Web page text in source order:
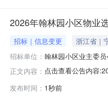
2026年翰林园小区物业
招标｜信息变更 浙江省｜
招标单位： 翰林园小区业主委员
正文内容： 点击查看公告内容
发布时间： 1秒前